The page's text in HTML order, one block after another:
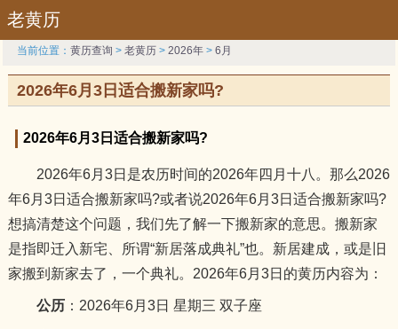
老黄历
当前位置：黄历查询 >老黄历 >2026年 >6月
2026年6月3日适合搬新家吗?
2026年6月3日适合搬新家吗?
2026年6月3日是农历时间的2026年四月十八。那么2026
年6月3日适合搬新家吗?或者说2026年6月3日适合搬新家吗?
想搞清楚这个问题，我们先了解一下搬新家的意思。搬新家
是指即迁入新宅、所谓“新居落成典礼”也。新居建成，或是旧
家搬到新家去了，一个典礼。2026年6月3日的黄历内容为：
公历：2026年6月3日 星期三 双子座